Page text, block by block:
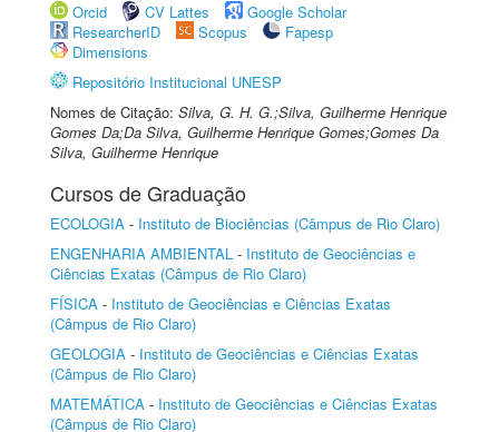
Orcid
CV Lattes
Google Scholar
ResearcherID
Scopus
Fapesp
Dimensions
Repositório Institucional UNESP
Nomes de Citação: Silva, G. H. G.;Silva, Guilherme Henrique
Gomes Da;Da Silva, Guilherme Henrique Gomes;Gomes Da
Silva, Guilherme Henrique
Cursos de Graduação
ECOLOGIA - Instituto de Biociências (Câmpus de Rio Claro)
ENGENHARIA AMBIENTAL - Instituto de Geociências e
Ciências Exatas (Câmpus de Rio Claro)
FÍSICA - Instituto de Geociências e Ciências Exatas
(Câmpus de Rio Claro)
GEOLOGIA - Instituto de Geociências e Ciências Exatas
(Câmpus de Rio Claro)
MATEMÁTICA - Instituto de Geociências e Ciências Exatas
(Câmpus de Rio Claro)